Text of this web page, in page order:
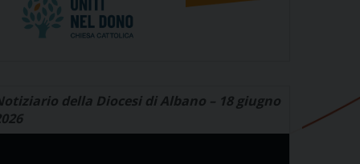
della Diocesi di Albano – 18 giugno